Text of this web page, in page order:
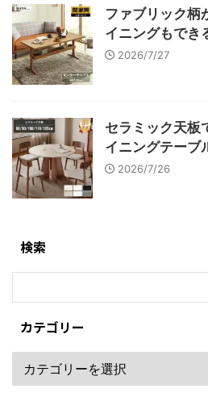
ファブリック柄
イニングもでき
2026/7/27
セラミック天板
イニングテーブ
2026/7/26
検索
カテゴリー